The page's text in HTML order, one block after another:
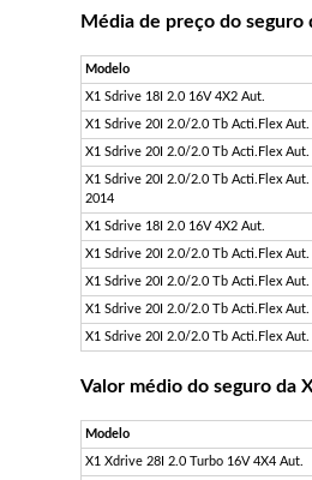
Média de preço do
Modelo
X1 Sdrive 18I 2.0 16V 4X2 Aut.
X1 Sdrive 20I 2.0/2.0 Tb Acti.Flex Aut.
X1 Sdrive 20I 2.0/2.0 Tb Acti.Flex Aut.
X1 Sdrive 20I 2.0/2.0 Tb Acti.Flex Aut.
2014
X1 Sdrive 18I 2.0 16V 4X2 Aut.
X1 Sdrive 20I 2.0/2.0 Tb Acti.Flex Aut.
X1 Sdrive 20I 2.0/2.0 Tb Acti.Flex Aut.
X1 Sdrive 20I 2.0/2.0 Tb Acti.Flex Aut.
X1 Sdrive 20I 2.0/2.0 Tb Acti.Flex Aut.
Valor médio do seguro da
Modelo
X1 Xdrive 28I 2.0 Turbo 16V 4X4 Aut.